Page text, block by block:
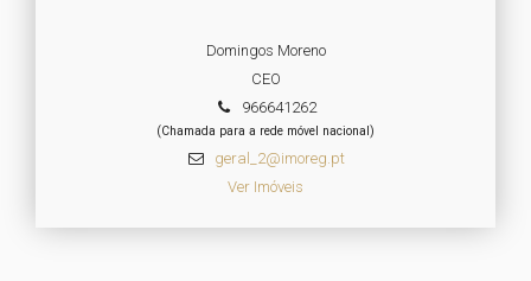
Domingos Moreno
CEO
966641262
(Chamada para a rede móvel nacional)
geral_2@imoreg.pt
Ver Imóveis